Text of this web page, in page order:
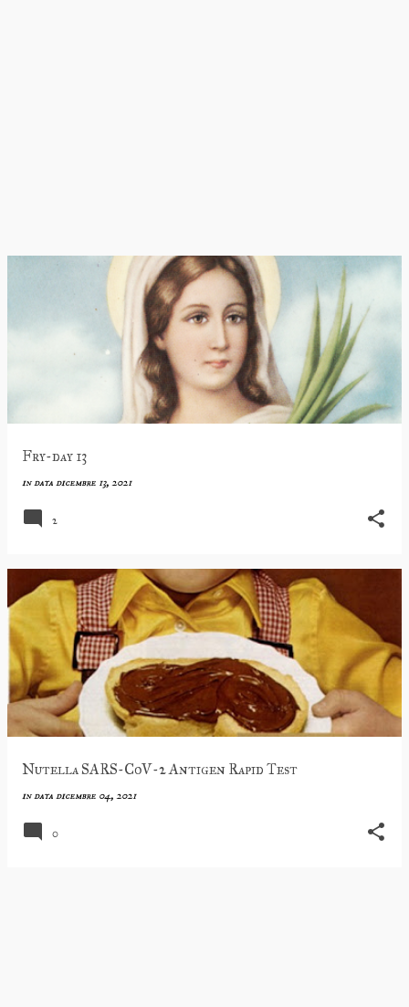
Fry-day 13
in data dicembre 13, 2021
2
Nutella SARS-CoV-2 Antigen Rapid Test
in data dicembre 04, 2021
0